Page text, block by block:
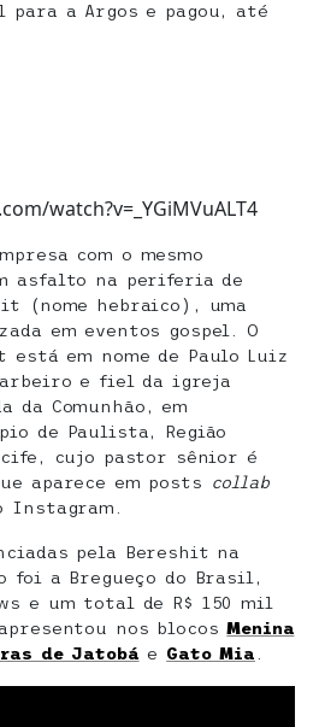
para a Argos e pagou, até
watch?v=_YGiMVuALT4
com o mesmo
asfalto na periferia de
(nome hebraico), uma
em eventos gospel. O
em nome de Paulo Luiz
e fiel da igreja
da Comunhão, em
de Paulista, Região
cujo pastor sênior é
aparece em posts
collab
Instagram.
pela Bereshit na
foi a Bregueço do Brasil,
e um total de R$ 150 mil
nos blocosMenina
de Jatobá e Gato Mia